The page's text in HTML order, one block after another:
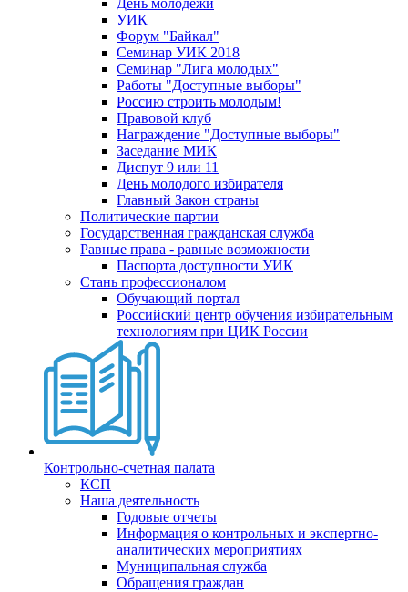
День молодежи
УИК
Форум "Байкал"
Семинар УИК 2018
Семинар "Лига молодых"
Работы "Доступные выборы"
Россию строить молодым!
Правовой клуб
Награждение "Доступные выборы"
Заседание МИК
Диспут 9 или 11
День молодого избирателя
Главный Закон страны
Политические партии
Государственная гражданская служба
Равные права - равные возможности
Паспорта доступности УИК
Стань профессионалом
Обучающий портал
Российский центр обучения избирательным
технологиям при ЦИК России
Контрольно-счетная палата
КСП
Наша деятельность
Годовые отчеты
Информация о контрольных и экспертно-
аналитических мероприятиях
Муниципальная служба
Обращения граждан